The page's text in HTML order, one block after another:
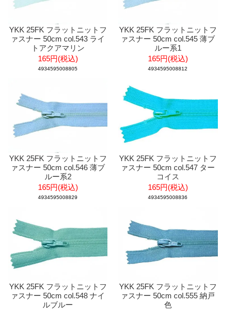
YKK 25FK フラットニットフ
ァスナー 50cm col.543 ライ
トアクアマリン
165円(税込)
4934595008805
YKK 25FK フラットニットフ
ァスナー 50cm col.545 薄ブ
ルー系1
165円(税込)
4934595008812
YKK 25FK フラットニットフ
ァスナー 50cm col.546 薄ブ
ルー系2
165円(税込)
4934595008829
YKK 25FK フラットニットフ
ァスナー 50cm col.547 ター
コイス
165円(税込)
4934595008836
YKK 25FK フラットニットフ
ァスナー 50cm col.548 ナイ
ルブルー
YKK 25FK フラットニットフ
ァスナー 50cm col.555 納戸
色